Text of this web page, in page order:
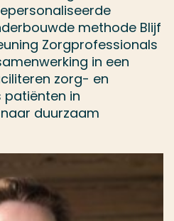
methode Blijf
Zorgprofessionals
in een
zorg- en
patiënten in
duurzaam